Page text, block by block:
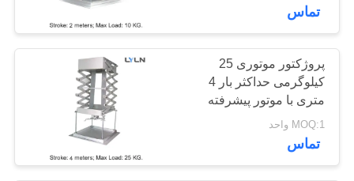
سیاست
حفظ
حریم
خصوصی
تماس
پروژکتور موتوری 25
کیلوگرمی حداکثر بار 4
متری با موتور پیشرفته
سنکرون بلند می شود
MOQ:1 واحد
تماس